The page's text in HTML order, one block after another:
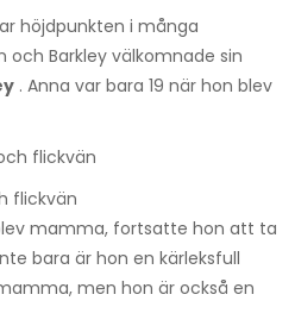
höjdpunkten i många
Barkley välkomnade sin
. Anna var bara 19 när hon blev
flickvän
mamma, fortsatte hon att ta
bara är hon en kärleksfull
men hon är också en